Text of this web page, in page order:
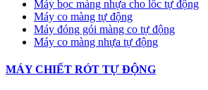
Máy bọc màng nhựa cho lốc tự động
Máy co màng tự động
Máy đóng gói màng co tự động
Máy co màng nhựa tự động
MÁY CHIẾT RÓT TỰ ĐỘNG